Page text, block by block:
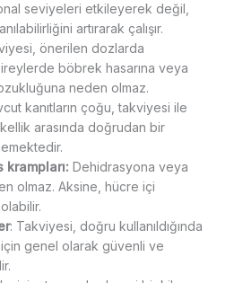
seviyeleri etkileyerek değil,
artırarak çalışır.
önerilen dozlarda
bireylerde böbrek hasarına veya
neden olmaz.
kanıtların çoğu, takviyesi ile
arasında doğrudan bir
Dehidrasyona veya
olmaz. Aksine, hücre içi
: Takviyesi, doğru kullanıldığında
genel olarak güvenli ve